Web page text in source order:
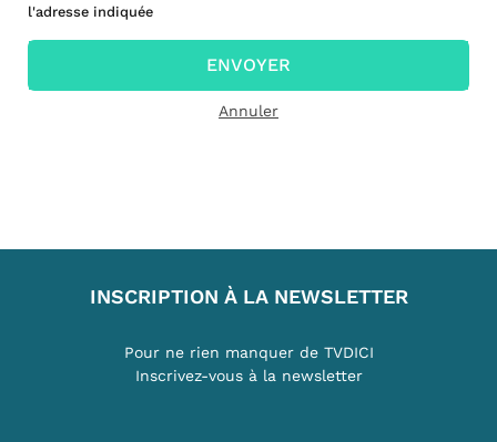
l'adresse indiquée
ENVOYER
Annuler
INSCRIPTION À LA NEWSLETTER
Pour ne rien manquer de TVDICI
Inscrivez-vous à la newsletter